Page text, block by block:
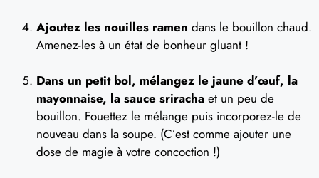
Ajoutez les nouilles ramen dans le bouillon chaud.
Amenez-les à un état de bonheur gluant !
Dans un petit bol, mélangez le jaune d’œuf, la
mayonnaise, la sauce sriracha et un peu de
bouillon. Fouettez le mélange puis incorporez-le de
nouveau dans la soupe. (C’est comme ajouter une
dose de magie à votre concoction !)